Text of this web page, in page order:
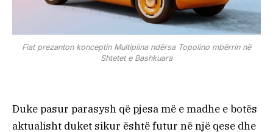
Fiat prezanton konceptin Multiplina ndërsa Topolino mbërrin në
Shtetet e Bashkuara
Duke pasur parasysh që pjesa më e madhe e botës
aktualisht duket sikur është futur në një qese dhe